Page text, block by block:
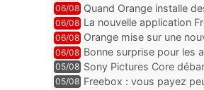
06/08 Quand Orange installe
06/08 La nouvelle application
abonnés Freebox, testez
06/08 Orange mise sur une
06/08 Bonne surprise pour les
inclus
05/08 Sony Pictures Core
05/08 Freebox : vous payez